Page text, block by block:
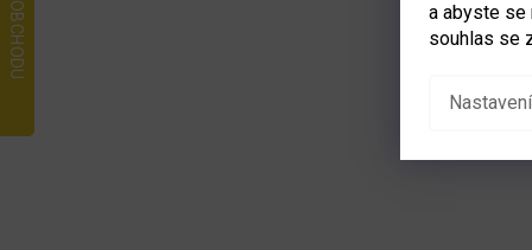
a abyste se
souhlas se
Nastavení